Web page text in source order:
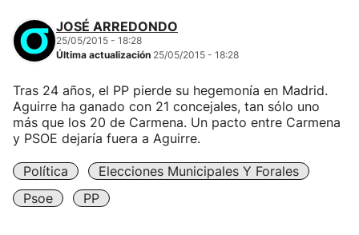
JOSÉ ARREDONDO
25/05/2015 - 18:28
Última actualización 25/05/2015 - 18:28
Tras 24 años, el PP pierde su hegemonía en Madrid.
Aguirre ha ganado con 21 concejales, tan sólo uno
más que los 20 de Carmena. Un pacto entre Carmena
y PSOE dejaría fuera a Aguirre.
Política
Elecciones Municipales Y Forales
Psoe
PP